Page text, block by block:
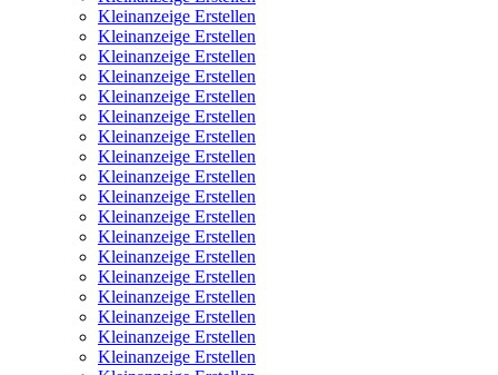
Kleinanzeige Erstellen
Kleinanzeige Erstellen
Kleinanzeige Erstellen
Kleinanzeige Erstellen
Kleinanzeige Erstellen
Kleinanzeige Erstellen
Kleinanzeige Erstellen
Kleinanzeige Erstellen
Kleinanzeige Erstellen
Kleinanzeige Erstellen
Kleinanzeige Erstellen
Kleinanzeige Erstellen
Kleinanzeige Erstellen
Kleinanzeige Erstellen
Kleinanzeige Erstellen
Kleinanzeige Erstellen
Kleinanzeige Erstellen
Kleinanzeige Erstellen